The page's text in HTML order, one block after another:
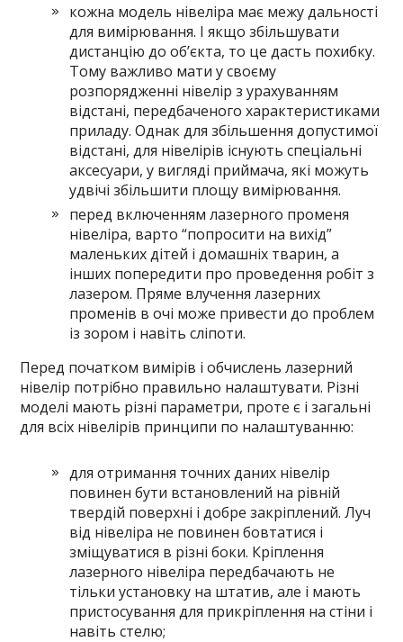
кожна модель нівеліра має межу дальності
для вимірювання. І якщо збільшувати
дистанцію до об’єкта, то це дасть похибку.
Тому важливо мати у своєму
розпорядженні нівелір з урахуванням
відстані, передбаченого характеристиками
приладу. Однак для збільшення допустимої
відстані, для нівелірів існують спеціальні
аксесуари, у вигляді приймача, які можуть
удвічі збільшити площу вимірювання.
перед включенням лазерного променя
нівеліра, варто “попросити на вихід”
маленьких дітей і домашніх тварин, а
інших попередити про проведення робіт з
лазером. Пряме влучення лазерних
променів в очі може привести до проблем
із зором і навіть сліпоти.
Перед початком вимірів і обчислень лазерний
нівелір потрібно правильно налаштувати. Різні
моделі мають різні параметри, проте є і загальні
для всіх нівелірів принципи по налаштуванню:
для отримання точних даних нівелір
повинен бути встановлений на рівній
твердій поверхні і добре закріплений. Луч
від нівеліра не повинен бовтатися і
зміщуватися в різні боки. Кріплення
лазерного нівеліра передбачають не
тільки установку на штатив, але і мають
пристосування для прикріплення на стіни і
навіть стелю;